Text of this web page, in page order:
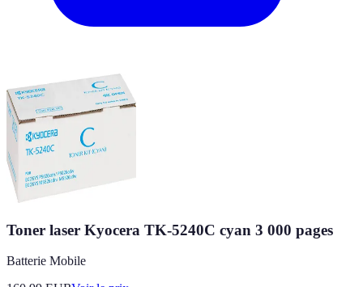
Toner laser Kyocera TK-5240C cyan 3 000 pages
Batterie Mobile